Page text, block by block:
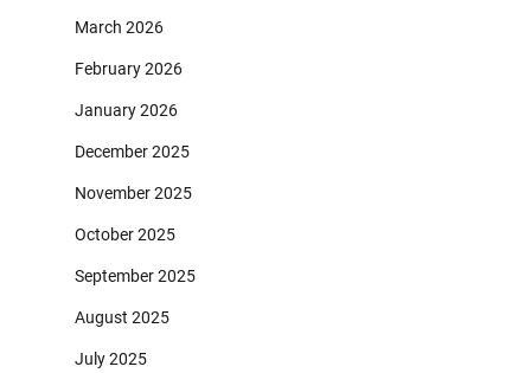
March 2026
February 2026
January 2026
December 2025
November 2025
October 2025
September 2025
August 2025
July 2025